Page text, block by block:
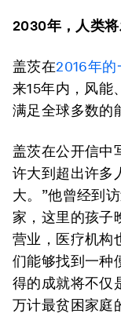
2030年，人类
盖茨在2016年
来15年内，风能
满足全球多数的
盖茨在公开信中
许大到超出许多
大。”他曾经到
家，这里的孩子
营业，医疗机构
们能够找到一种
得的成就将不仅
万计最贫困家庭